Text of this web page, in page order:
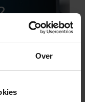
Over
gratis
>